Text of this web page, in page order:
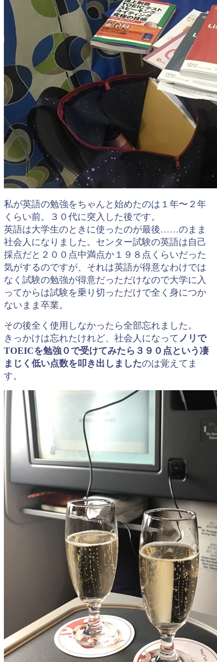
私が英語の勉強をちゃんと始めたのは１年〜２年
くらい前。３０代に突入した後です。
英語は大学生のときに使ったのが最後……のまま
社会人になりました。センター試験の英語は自己
採点だと２００点中満点か１９８点くらいだった
気がするのですが、それは英語が得意なわけでは
なく試験の勉強が得意だっただけなので大学に入
ってからは試験を乗り切っただけで全く身につか
ないまま卒業。
その後全く使用しなかったら全部忘れました。
きっかけは忘れたけれど、社会人になってノリで
TOEICを勉強０で受けてみたら３９０点という凄
まじく低い点数を叩き出しましたのは覚えてま
す。